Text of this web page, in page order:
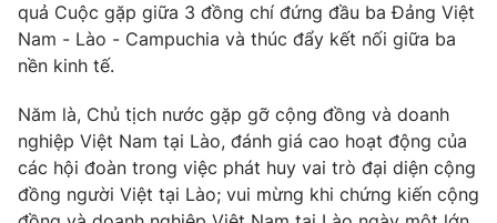
quả Cuộc gặp giữa 3 đồng chí đứng đầu ba Đảng Việt
Nam - Lào - Campuchia và thúc đẩy kết nối giữa ba
nền kinh tế.
Năm là, Chủ tịch nước gặp gỡ cộng đồng và doanh
nghiệp Việt Nam tại Lào, đánh giá cao hoạt động của
các hội đoàn trong việc phát huy vai trò đại diện cộng
đồng người Việt tại Lào; vui mừng khi chứng kiến cộng